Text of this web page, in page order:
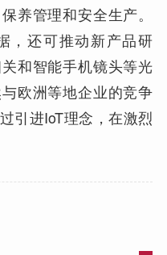
养管理和安全生产。
，还可推动新产品研
和智能手机镜头等光
欧洲等地企业的竞争
引进IoT理念，在激烈